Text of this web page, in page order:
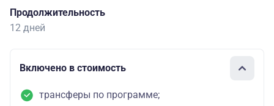
Продолжительность
12 дней
Включено в стоимость
трансферы по программе;